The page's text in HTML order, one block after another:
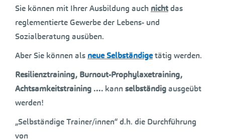
Sie können mit Ihrer Ausbildung auch nichtdas
reglementierte Gewerbe der Lebens- und
Sozialberatung ausüben.
Aber Sie können als neue Selbständigetätig werden.
Resilienztraining, Burnout-Prophylaxetraining,
Achtsamkeitstraining …. kann selbständigausgeübt
werden!
„Selbständige Trainer/innen“ d.h. die Durchführung
von